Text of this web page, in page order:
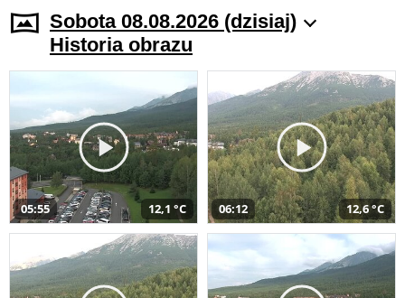
Sobota 08.08.2026 (dzisiaj)
Historia obrazu
05:55 12,1 °C 06:12 12,6 °C